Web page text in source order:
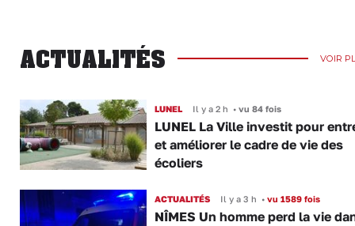
ACTUALITÉS VOIR
LUNEL Il y a 2 h •vu 84 fois
LUNEL La Ville investit pour
et améliorer le cadre de vie des
écoliers
ACTUALITÉS Il y a 3 h •vu 1589 fois
NÎMES Un homme perd la vie